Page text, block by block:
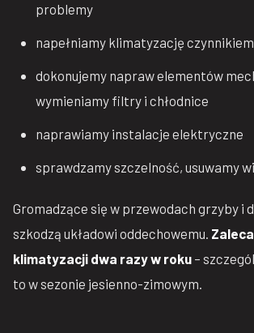
problemy
napełniamy klimatyzację
dokonujemy napraw elementów
wymieniamy filtry i chłodnice
naprawiamy instalacje elektryczne
sprawdzamy szczelność, usuwamy
Gromadzące się w przewodach grzyby i
szkodzą układowi oddechowemu.
klimatyzacji dwa razy w roku –
to w sezonie jesienno-zimowym.